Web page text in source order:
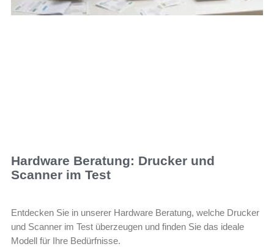
Hardware Beratung: Drucker und
Scanner im Test
Entdecken Sie in unserer Hardware Beratung, welche Drucker
und Scanner im Test überzeugen und finden Sie das ideale
Modell für Ihre Bedürfnisse.